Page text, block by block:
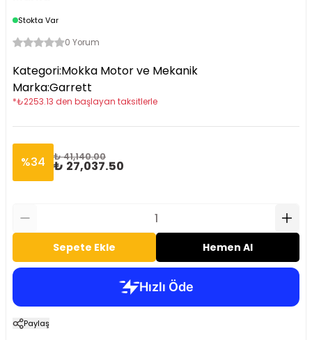
Stokta Var
0 Yorum
Kategori:Mokka Motor ve Mekanik
Marka:Garrett
*₺2253.13 den başlayan taksitlerle
%34 ₺ 41,140.00
₺ 27,037.50
Sepete Ekle Hemen Al
Paylaş